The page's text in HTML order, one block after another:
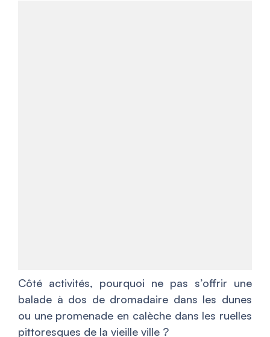
Côté activités, pourquoi ne pas s’offrir une
balade à dos de dromadaire dans les dunes
ou une promenade en calèche dans les ruelles
pittoresques de la vieille ville ?